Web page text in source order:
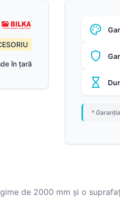
în țară
*
de 2000 mm și o